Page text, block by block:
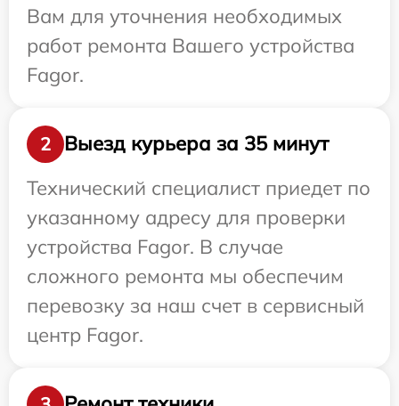
Вам для уточнения необходимых
работ ремонта Вашего устройства
Fagor.
2
Выезд курьера за 35 минут
Технический специалист приедет по
указанному адресу для проверки
устройства Fagor. В случае
сложного ремонта мы обеспечим
перевозку за наш счет в сервисный
центр Fagor.